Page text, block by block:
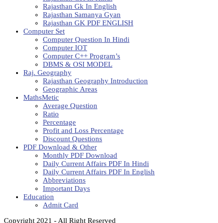
Rajasthan Gk In English
Rajasthan Samanya Gyan
Rajasthan GK PDF ENGLISH
Computer Set
Computer Question In Hindi
Computer IOT
Computer C++ Program’s
DBMS & OSI MODEL
Raj. Geography
Rajasthan Geography Introduction
Geographic Areas
MathsMetic
Average Question
Ratio
Percentage
Profit and Loss Percentage
Discount Questions
PDF Download & Other
Monthly PDF Download
Daily Current Affairs PDF In Hindi
Daily Current Affairs PDF In English
Abbreviations
Important Days
Education
Admit Card
Copyright 2021 - All Right Reserved